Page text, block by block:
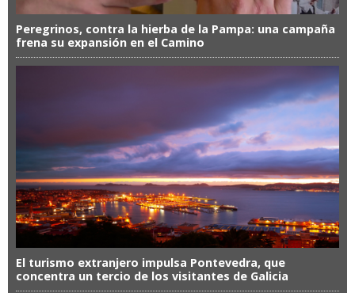
Peregrinos, contra la hierba de la Pampa: una campaña
frena su expansión en el Camino
El turismo extranjero impulsa Pontevedra, que
concentra un tercio de los visitantes de Galicia